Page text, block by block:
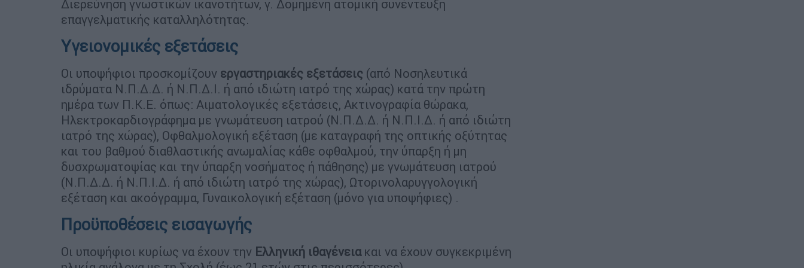
Διερεύνηση γνωστικών ικανοτήτων, γ. Δομημένη ατομική συνέντευξη
επαγγελματικής καταλληλότητας.
Υγειονομικές εξετάσεις
Οι υποψήφιοι προσκομίζουν εργαστηριακές εξετάσεις (από Νοσηλευτικά
ιδρύματα Ν.Π.Δ.Δ. ή Ν.Π.Δ.Ι. ή από ιδιώτη ιατρό της χώρας) κατά την πρώτη
ημέρα των Π.Κ.Ε. όπως: Αιματολογικές εξετάσεις, Ακτινογραφία θώρακα,
Ηλεκτροκαρδιογράφημα με γνωμάτευση ιατρού (Ν.Π.Δ.Δ. ή Ν.Π.Ι.Δ. ή από ιδιώτη
ιατρό της χώρας), Οφθαλμολογική εξέταση (με καταγραφή της οπτικής οξύτητας
και του βαθμού διαθλαστικής ανωμαλίας κάθε οφθαλμού, την ύπαρξη ή μη
δυσχρωματοψίας και την ύπαρξη νοσήματος ή πάθησης) με γνωμάτευση ιατρού
(Ν.Π.Δ.Δ. ή Ν.Π.Ι.Δ. ή από ιδιώτη ιατρό της χώρας), Ωτορινολαρυγγολογική
εξέταση και ακοόγραμμα, Γυναικολογική εξέταση (μόνο για υποψήφιες) .
Προϋποθέσεις εισαγωγής
Οι υποψήφιοι κυρίως να έχουν την Ελληνική ιθαγένεια και να έχουν συγκεκριμένη